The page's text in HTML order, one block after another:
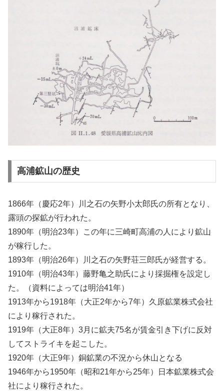
高浦鉱山の歴史
1866年（慶応2年）川之石の矢野小太郎氏の所有となり、
露頭の探鉱が行われた。
1890年（明治23年）この年に三崎町高浦の人により鉱山
が稼行した。
1893年（明治26年）川之石の矢野荘三郎氏が経営する。
1910年（明治43年）藤野亀之助氏により採掘権を設定し
た。（資料によっては明治41年）
1913年から1918年（大正2年から7年）久原鉱業株式会社
により稼行された。
1919年（大正8年）3月に鉱夫75名が賃金引き下げに反対
してストライキを起こした。
1920年（大正9年）銅鉱業の不況から休山となる
1946年から1950年（昭和21年から25年）日本鉱業株式会
社により稼行された。